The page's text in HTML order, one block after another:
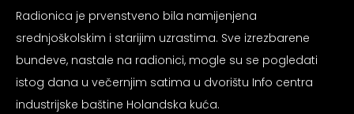
Radionica je prvenstveno bila namijenjena
srednjoškolskim i starijim uzrastima. Sve izrezbarene
bundeve, nastale na radionici, mogle su se pogledati
istog dana u večernjim satima u dvorištu Info centra
industrijske baštine Holandska kuća.
vida